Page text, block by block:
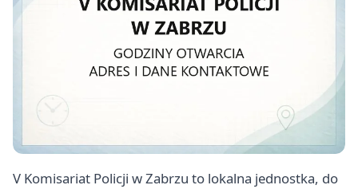
V Komisariat Policji w Zabrzu to lokalna jednostka, do